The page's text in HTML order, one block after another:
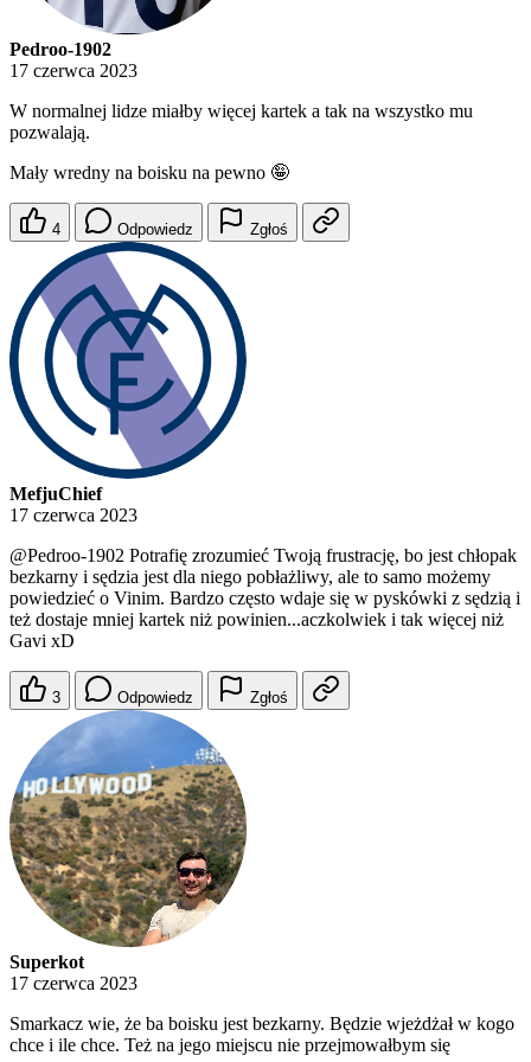
Pedroo-1902
17 czerwca 2023
W normalnej lidze miałby więcej kartek a tak na wszystko mu
pozwalają.
Mały wredny na boisku na pewno 🤪
4 Odpowiedz Zgłoś
MefjuChief
17 czerwca 2023
@Pedroo-1902 Potrafię zrozumieć Twoją frustrację, bo jest chłopak
bezkarny i sędzia jest dla niego pobłażliwy, ale to samo możemy
powiedzieć o Vinim. Bardzo często wdaje się w pyskówki z sędzią i
też dostaje mniej kartek niż powinien...aczkolwiek i tak więcej niż
Gavi xD
3 Odpowiedz Zgłoś
Superkot
17 czerwca 2023
Smarkacz wie, że ba boisku jest bezkarny. Będzie wjeżdżał w kogo
chce i ile chce. Też na jego miejscu nie przejmowałbym się